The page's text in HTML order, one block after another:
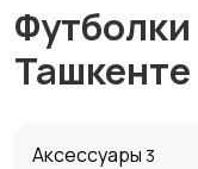
Ташкенте
Аксессуары 3